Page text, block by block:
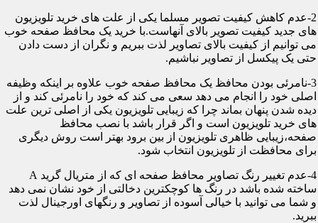
2-عدم کاهش کیفیت تصویر مسلما یکی از علت های خرید تلویزیون
های جدید کیفیت تصویر بالای آنهاست.با خرید یک محافظ صفحه خوب
می توانیم از کیفیت بالای تصاویر لذت ببریم و نگران از دست دادن
حتی یک پیکسل از تصاویر نباشیم.
3-نامرئی بودن محافظ یک محافظ صفحه خوب علاوه بر اینکه وظیفه
اصلی خود را انجام می دهد سعی می کند که خود را نامرئی کند و از
دیده شدن پنهان بماند چرا که زیبایی تلویزیون یکی از اصلی ترین علت
های خرید تلویزیون است و اگر قرار باشد با نصب محافظ
صفحه،زیبایی ظاهری تلویزیون از بین برود بهتر است روش دیگری
برای محافظت از تلویزیون انتخاب شود.
4-عدم تغییر رنگ تصاویر محافظ صفحه ای که از متریال گرید A
ساخته شده باشد در رنگ ها کوچکترین دخالتی از خود نشان نمی دهد
و شما می توانید با خیالی آسوده از تصاویر و رنگهای اورجینال لذت
ببرید.